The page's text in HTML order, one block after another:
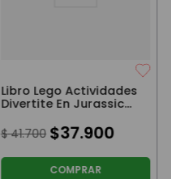
Libro Lego Actividades
Divertite En Jurassic
$ 41.700 $37.900
COMPRAR